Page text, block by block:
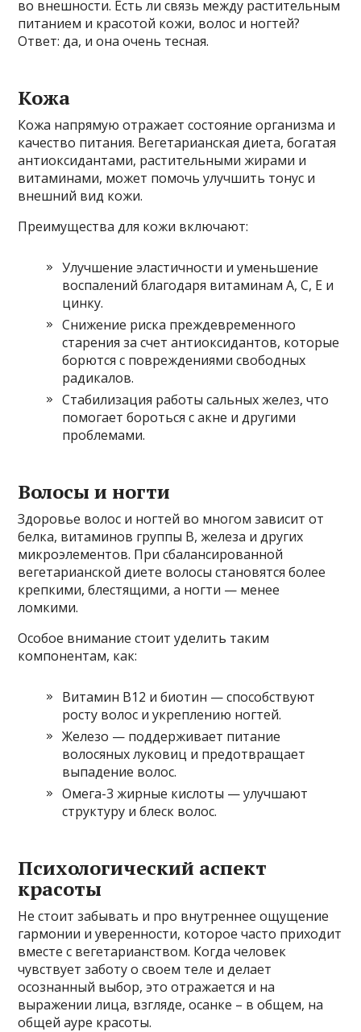
во внешности. Есть ли связь между растительным
питанием и красотой кожи, волос и ногтей?
Ответ: да, и она очень тесная.
Кожа
Кожа напрямую отражает состояние организма и
качество питания. Вегетарианская диета, богатая
антиоксидантами, растительными жирами и
витаминами, может помочь улучшить тонус и
внешний вид кожи.
Преимущества для кожи включают:
Улучшение эластичности и уменьшение
воспалений благодаря витаминам A, C, E и
цинку.
Снижение риска преждевременного
старения за счет антиоксидантов, которые
борются с повреждениями свободных
радикалов.
Стабилизация работы сальных желез, что
помогает бороться с акне и другими
проблемами.
Волосы и ногти
Здоровье волос и ногтей во многом зависит от
белка, витаминов группы B, железа и других
микроэлементов. При сбалансированной
вегетарианской диете волосы становятся более
крепкими, блестящими, а ногти — менее
ломкими.
Особое внимание стоит уделить таким
компонентам, как:
Витамин B12 и биотин — способствуют
росту волос и укреплению ногтей.
Железо — поддерживает питание
волосяных луковиц и предотвращает
выпадение волос.
Омега-3 жирные кислоты — улучшают
структуру и блеск волос.
Психологический аспект
красоты
Не стоит забывать и про внутреннее ощущение
гармонии и уверенности, которое часто приходит
вместе с вегетарианством. Когда человек
чувствует заботу о своем теле и делает
осознанный выбор, это отражается и на
выражении лица, взгляде, осанке – в общем, на
общей ауре красоты.